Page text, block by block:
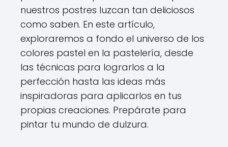
nuestros postres luzcan tan deliciosos
como saben. En este artículo,
exploraremos a fondo el universo de los
colores pastel en la pastelería, desde
las técnicas para lograrlos a la
perfección hasta las ideas más
inspiradoras para aplicarlos en tus
propias creaciones. Prepárate para
pintar tu mundo de dulzura.